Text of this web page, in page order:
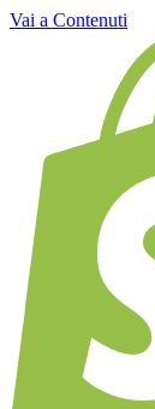
Vai a Contenuti